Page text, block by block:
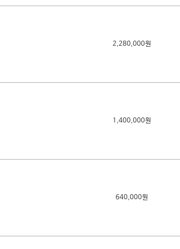
2,280,000원
1,400,000원
640,000원